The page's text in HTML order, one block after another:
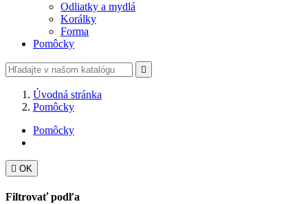
Odliatky a mydlá
Korálky
Forma
Pomôcky

Úvodná stránka
Pomôcky
Pomôcky
 OK
Filtrovať podľa